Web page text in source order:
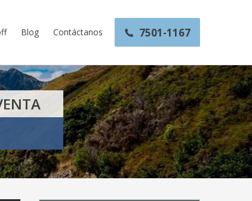
Blog Contáctanos 7501-1167